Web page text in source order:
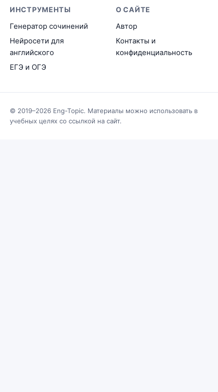
ИНСТРУМЕНТЫ
Генератор сочинений
Нейросети для
английского
ЕГЭ и ОГЭ
О САЙТЕ
Автор
Контакты и
конфиденциальность
© 2019–2026 Eng-Topic. Материалы можно использовать в
учебных целях со ссылкой на сайт.